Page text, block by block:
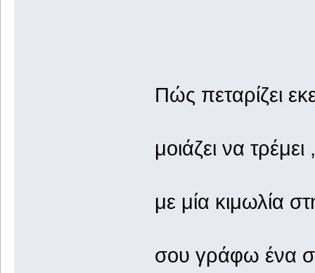
Πώς πεταρίζει
μοιάζει να
με μία κιμωλία
σου γράφω ένα